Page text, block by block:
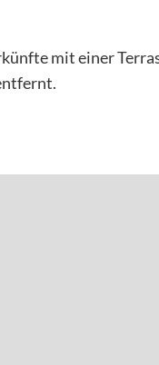
mit einer